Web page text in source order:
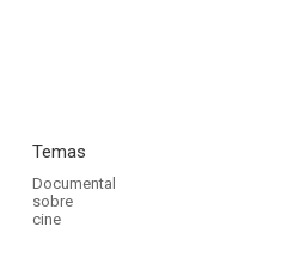
Temas
Documental
sobre
cine